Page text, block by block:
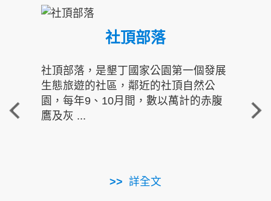
社頂部落
社頂部落，是墾丁國家公園第一個發展
生態旅遊的社區，鄰近的社頂自然公
園，每年9、10月間，數以萬計的赤腹
鷹及灰 ...
詳全文
重
走進